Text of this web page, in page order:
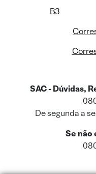
B3
SAC - Dúvidas,
De segunda a
Se não